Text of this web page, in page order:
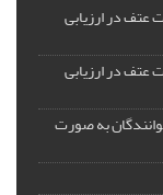
در ارزیابی
در ارزیابی
به صورت